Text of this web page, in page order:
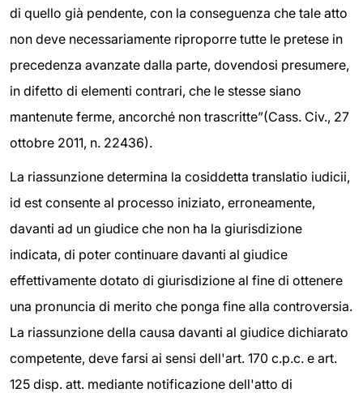
di quello già pendente, con la conseguenza che tale atto
non deve necessariamente riproporre tutte le pretese in
precedenza avanzate dalla parte, dovendosi presumere,
in difetto di elementi contrari, che le stesse siano
mantenute ferme, ancorché non trascritte”(Cass. Civ., 27
ottobre 2011, n. 22436).
La riassunzione determina la cosiddetta translatio iudicii,
id est consente al processo iniziato, erroneamente,
davanti ad un giudice che non ha la giurisdizione
indicata, di poter continuare davanti al giudice
effettivamente dotato di giurisdizione al fine di ottenere
una pronuncia di merito che ponga fine alla controversia.
La riassunzione della causa davanti al giudice dichiarato
competente, deve farsi ai sensi dell'art. 170 c.p.c. e art.
125 disp. att. mediante notificazione dell'atto di